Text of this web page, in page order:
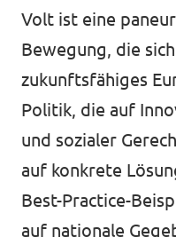
Volt ist eine
Bewegung, die
zukunftsfähiges
Politik, die auf
und sozialer
auf konkrete
Best-Practice-
auf nationale